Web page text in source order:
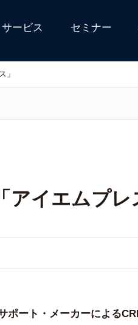
サービス セミナー
」
イエムプレ
ポート・メーカーによる